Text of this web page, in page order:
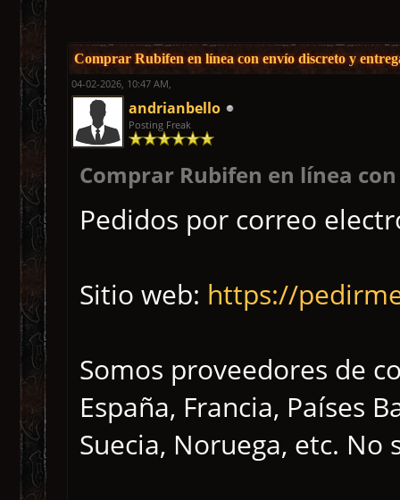
Comprar Rubifen en línea con envío discreto y
04-02-2026, 10:47 AM,
andrianbello
Posting Freak
Comprar Rubifen en línea
Pedidos por correo
Sitio web: https://
Somos proveedores de
España, Francia, Países
Suecia, Noruega, etc.